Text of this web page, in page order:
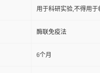
用于科研实验,不得用于
酶联免疫法
6个月